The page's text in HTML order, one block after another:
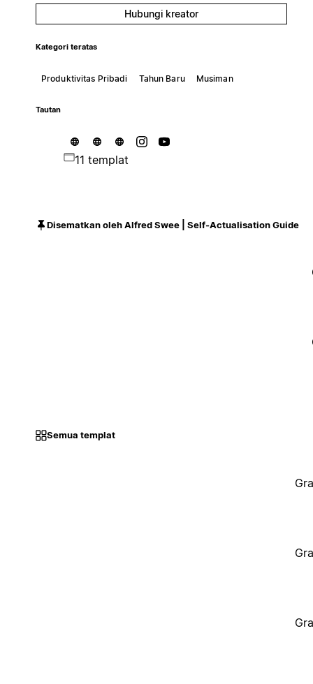
Hubungi kreator
Kategori teratas
Produktivitas Pribadi Tahun Baru Musiman
Tautan
11 templat
Disematkan oleh Alfred Swee | Self-Actualisation Guide
Semua templat